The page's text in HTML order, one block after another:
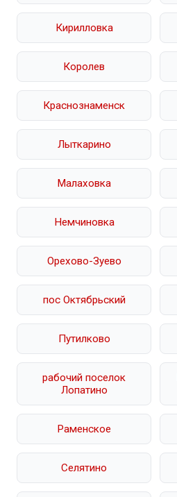
Кирилловка
Королев
Краснознаменск
Лыткарино
Малаховка
Немчиновка
Орехово-Зуево
пос Октябрьский
Путилково
рабочий поселок
Лопатино
Раменское
Селятино